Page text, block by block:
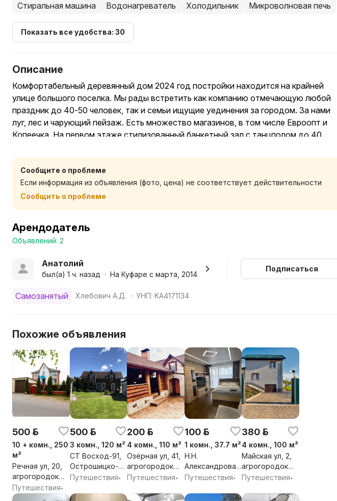
Стиральная машина
Водонагреватель Холодильник Микроволновая печь
Показать все удобства: 30
Описание
Комфортабельный деревянный дом 2024 год постройки находится на крайней
улице большого поселка. Мы рады встретить как компанию отмечающую любой
праздник до 40-50 человек, так и семьи ищущие уединения за городом. За нами
луг, лес и чарующий пейзаж. Есть множество магазинов, в том числе Евроопт и
Копеечка. На первом этаже стилизованный банкетный зал с танцполом до 40
необходимым. Второй уровень - 5 уютных меблированных комнат. Две из них
имеют балкон и собственный санузел. Мебель сделана руками хозяина усадьбы.
Номера наполнены чарующим ароматом свежего дерева. В доме 4 санузла с
душевыми. На усадьбе можем расположить на ночлег до 36 человек. Развлечения
: настольный теннис, беседка с барбекю и мангалами, бильярд, настольный тенис,
Сообщите о проблеме
Если информация из объявления (фото, цена) не соответствует действительности
Сообщить о проблеме
Арендодатель
Объявлений: 2
Анатолий
был(а) 1 ч. назад • На Куфаре с марта, 2014
Подписаться
Самозанятый Хлебович А.Д. • УНП: KA4171134
Похожие объявления
500 р.
10 + комн., 250
м²
Речная ул, 20,
агрогородок
Острошицкий
Городок,
Путешествия•
500 р.
3 комн., 120 м²
СТ Восход-91,
Острошицко-
Городокский
Минский район,
Путешествия•
200 р.
4 комн., 110 м²
Озёрная ул, 41,
агрогородок
Острошицкий
Острошицко-
Путешествия•
100 р.
1 комн., 37.7 м²
Н.Н.
Александрова
ул, 17,
Лесной,
Путешествия•
380 р.
4 комн., 100 м²
Майская ул, 2,
агрогородок
Ждановичи,
сельсовет,
Путешествия•